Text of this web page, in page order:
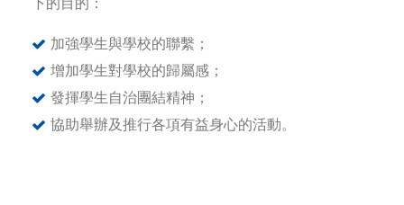
下的目的：
加強學生與學校的聯繫；
增加學生對學校的歸屬感；
發揮學生自治團結精神；
協助舉辦及推行各項有益身心的活動。